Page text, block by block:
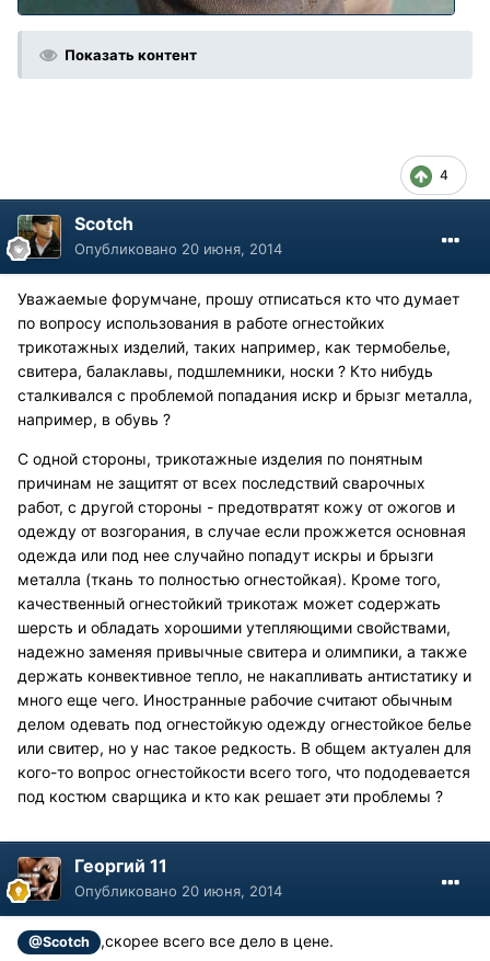
Показать контент
4
Scotch
Опубликовано 20 июня, 2014
Уважаемые форумчане, прошу отписаться кто что думает
по вопросу использования в работе огнестойких
трикотажных изделий, таких например, как термобелье,
свитера, балаклавы, подшлемники, носки ? Кто нибудь
сталкивался с проблемой попадания искр и брызг металла,
например, в обувь ?
С одной стороны, трикотажные изделия по понятным
причинам не защитят от всех последствий сварочных
работ, с другой стороны - предотвратят кожу от ожогов и
одежду от возгорания, в случае если прожжется основная
одежда или под нее случайно попадут искры и брызги
металла (ткань то полностью огнестойкая). Кроме того,
качественный огнестойкий трикотаж может содержать
шерсть и обладать хорошими утепляющими свойствами,
надежно заменяя привычные свитера и олимпики, а также
держать конвективное тепло, не накапливать антистатику и
много еще чего. Иностранные рабочие считают обычным
делом одевать под огнестойкую одежду огнестойкое белье
или свитер, но у нас такое редкость. В общем актуален для
кого-то вопрос огнестойкости всего того, что пододевается
под костюм сварщика и кто как решает эти проблемы ?
Георгий 11
Опубликовано 20 июня, 2014
@Scotch ,скорее всего все дело в цене.